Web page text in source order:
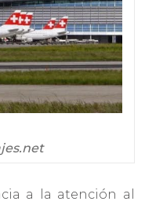
a la atención al